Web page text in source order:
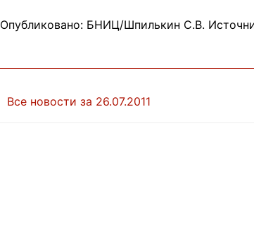
Опубликовано: БНИЦ/Шпилькин С.В.
Все новости за 26.07.2011